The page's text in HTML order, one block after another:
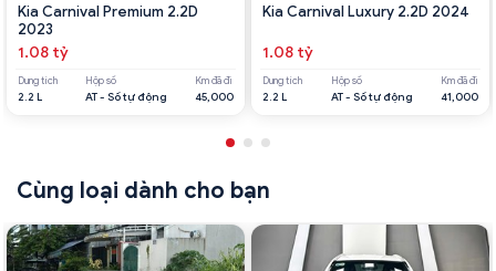
Kia Carnival Premium 2.2D
2023
1.08 tỷ
Dung tích
2.2 L
Hộp số
AT - Số tự động
Km đã đi
45,000
Kia Carnival Luxury 2.2D 2024
1.08 tỷ
Dung tích
2.2 L
Hộp số
AT - Số tự động
Km đã đi
41,000
Cùng loại dành cho bạn